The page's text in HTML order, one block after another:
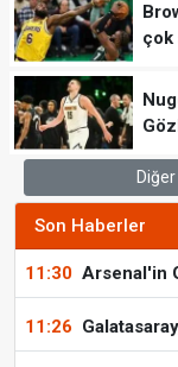
çok
Son Haberler
11:30 Arsenal'in
11:26